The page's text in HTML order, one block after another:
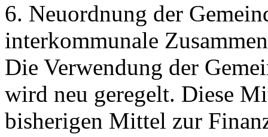
6. Neuordnung der
interkommunale
Die Verwendung der
wird neu geregelt. Diese
bisherigen Mittel zur